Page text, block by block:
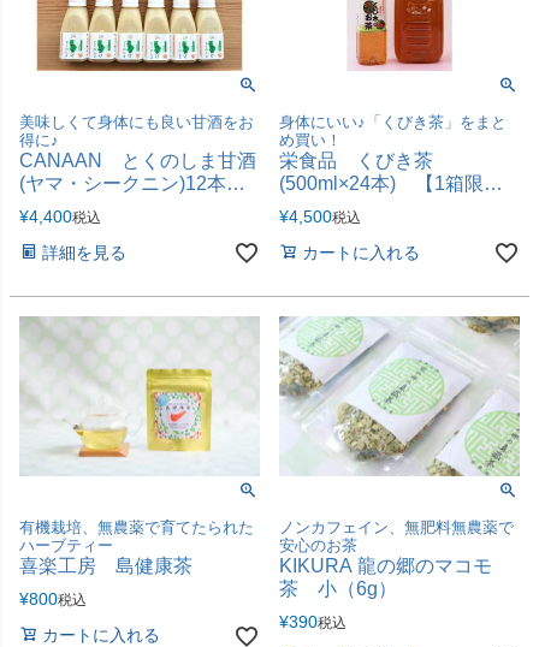
美味しくて身体にも良い甘酒をお
得に♪
CANAAN とくのしま甘酒
(ヤマ・シークニン)12本ま
とめ売り
¥4,400税込
詳細を見る
身体にいい♪「くびき茶」をまと
め買い！
栄食品 くびき茶
(500ml×24本) 【1箱限
定・他商品と同梱可】
¥4,500税込
カートに入れる
有機栽培、無農薬で育てたられた
ハーブティー
喜楽工房 島健康茶
¥800税込
カートに入れる
ノンカフェイン、無肥料無農薬で
安心のお茶
KIKURA 龍の郷のマコモ
茶 小（6g）
¥390税込